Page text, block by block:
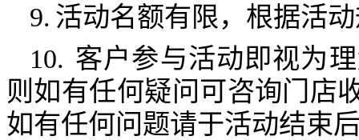
9. 活动名额有限，根据活
10. 客户参与活动即视为
则如有任何疑问可咨询门店
如有任何问题请于活动结束